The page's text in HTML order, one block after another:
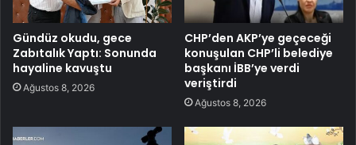
Gündüz okudu, gece
Zabıtalık Yaptı: Sonunda
hayaline kavuştu
Ağustos 8, 2026
CHP’den AKP’ye geçeceği
konuşulan CHP’li belediye
başkanı İBB’ye verdi
veriştirdi
Ağustos 8, 2026